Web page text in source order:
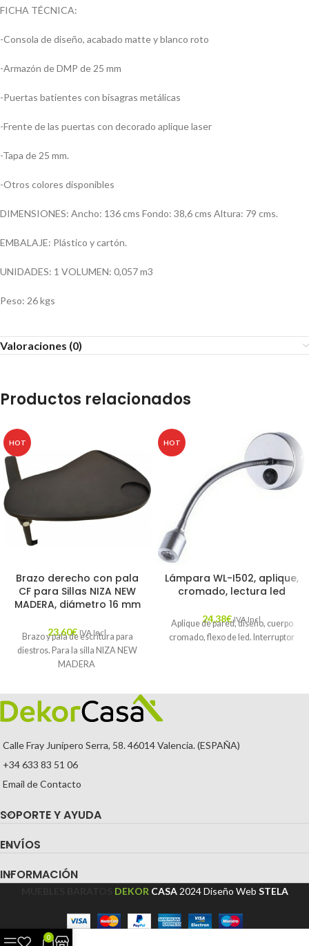
FICHA TÉCNICA:
-Consola de diseño, acabado matte y blanco roto
-Armazón de DMP de 25 mm
-Puertas batientes con bisagras metálicas
-Frente de las puertas con decorado aplique laser
-Tapa de 25 mm.
-Otros colores disponibles
DIMENSIONES: Ancho: 136 cms Fondo: 38,6 cms Altura: 79 cms.
EMBALAJE: Plástico y cartón.
UNIDADES: 1 VOLUMEN: 0,057 m3
Peso: 26 kgs
Valoraciones (0)
Productos relacionados
HOT
Brazo derecho con pala
CF para Sillas NIZA NEW
MADERA, diámetro 16 mm
23,60€ IVA Incl.
Brazo y pala de escritura para
diestros. Para la silla NIZA NEW
MADERA
HOT
Lámpara WL-I502, aplique,
cromado, lectura led
24,38€ IVA Incl.
Aplique de pared, diseño, cuerpo
cromado, flexo de led. Interruptor
Calle Fray Junípero Serra, 58. 46014 Valencia. (ESPAÑA)
+34 633 83 51 06
Email de Contacto
SOPORTE Y AYUDA
ENVÍOS
INFORMACIÓN
DEKOR CASA 2024Diseño Web STELA
0